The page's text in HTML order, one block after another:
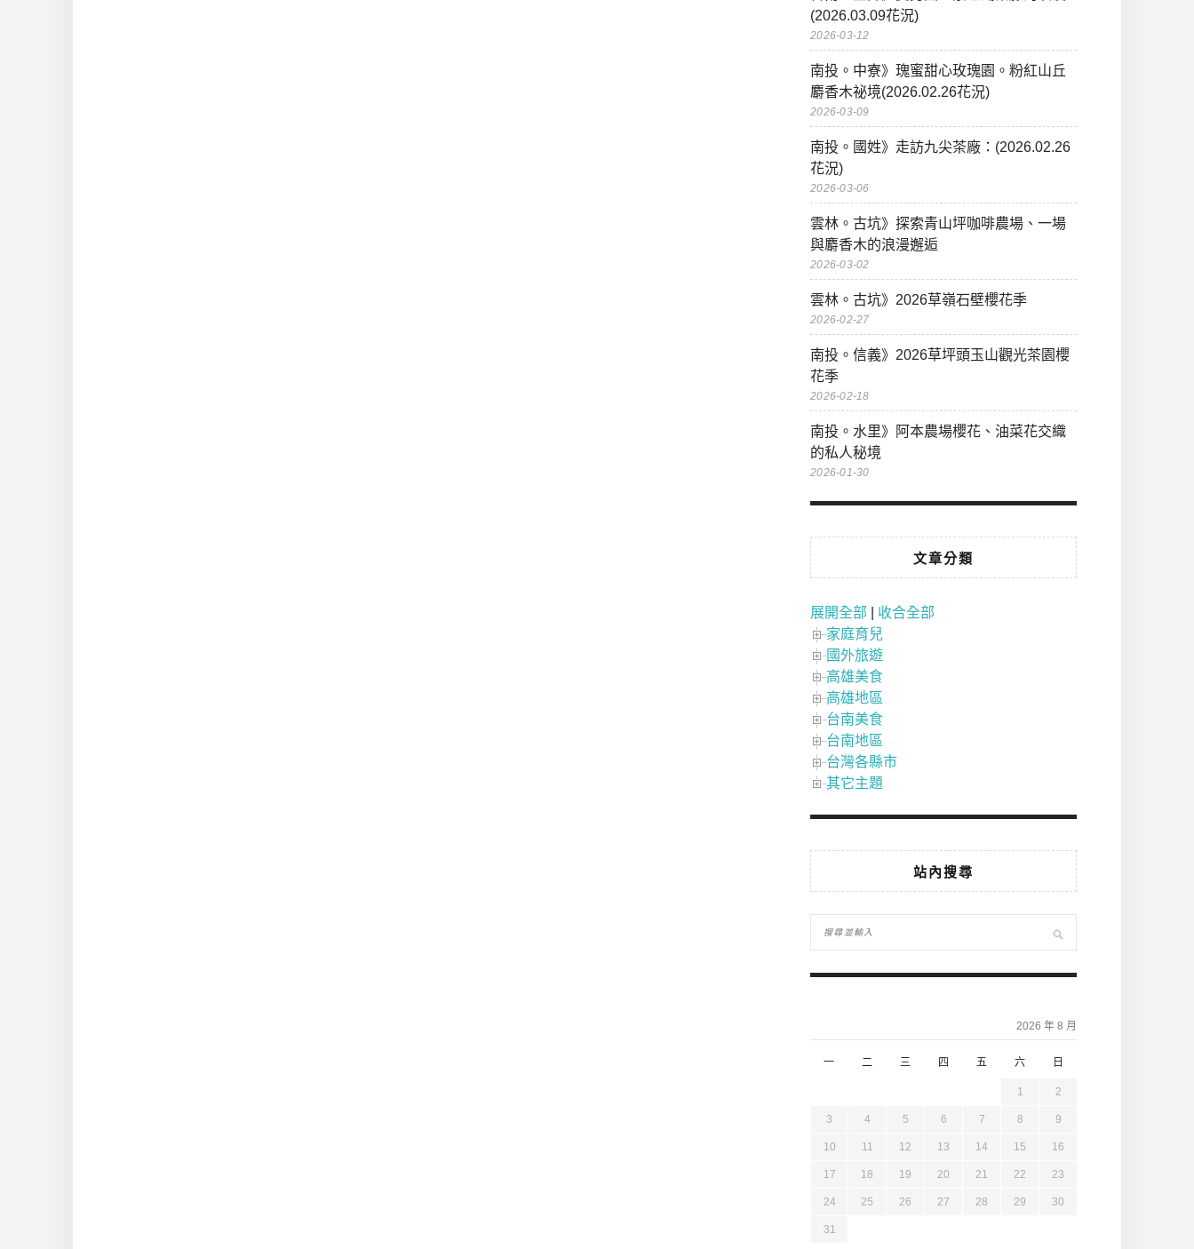
(2026.03.09花況)
2026-03-12
南投。中寮》瑰蜜甜心玫瑰園。粉紅山丘
麝香木祕境(2026.02.26花況)
2026-03-09
南投。國姓》走訪九尖茶廠：(2026.02.26
花況)
2026-03-06
雲林。古坑》探索青山坪咖啡農場、一場
與麝香木的浪漫邂逅
2026-03-02
雲林。古坑》2026草嶺石壁櫻花季
2026-02-27
南投。信義》2026草坪頭玉山觀光茶園櫻
花季
2026-02-18
南投。水里》阿本農場櫻花、油菜花交織
的私人秘境
2026-01-30
文章分類
展開全部
收合全部
家庭育兒
國外旅遊
高雄美食
高雄地區
台南美食
台南地區
台灣各縣市
其它主題
站內搜尋
2026 年 8 月
一 二 三 四 五 六 日
1 2
3 4 5 6 7 8 9
10 11 12 13 14 15 16
17 18 19 20 21 22 23
24 25 26 27 28 29 30
31